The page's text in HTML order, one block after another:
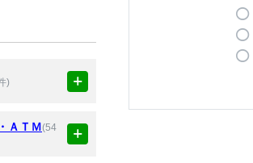
)
ＡＴＭ(54